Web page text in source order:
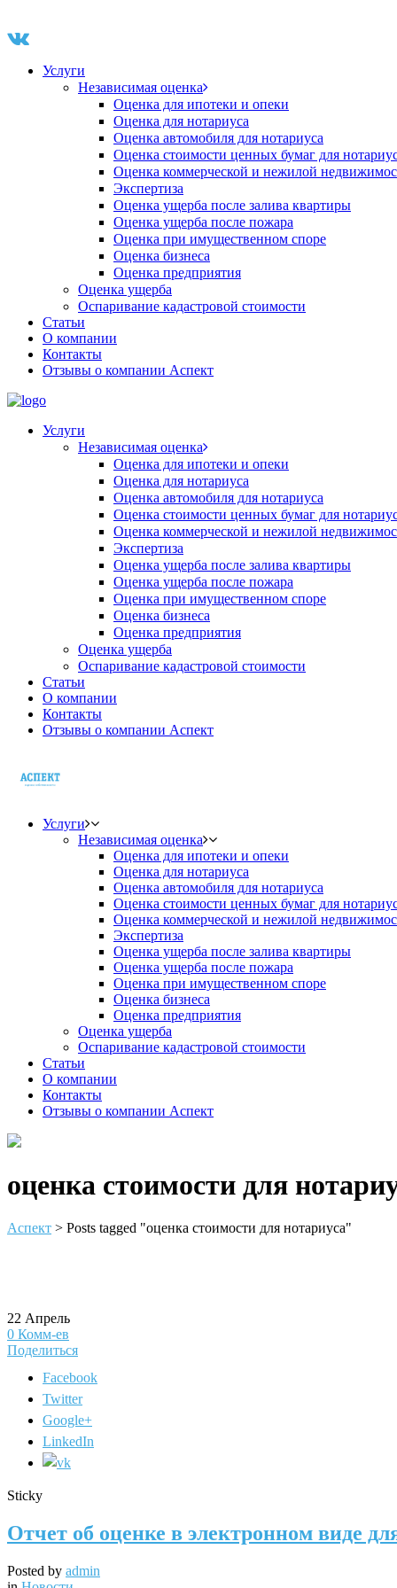
Услуги
Независимая оценка
Оценка для ипотеки и опеки
Оценка для нотариуса
Оценка автомобиля для нотариуса
Оценка стоимости ценных бумаг для
Оценка коммерческой и нежилой
Экспертиза
Оценка ущерба после залива квартиры
Оценка ущерба после пожара
Оценка при имущественном споре
Оценка бизнеса
Оценка предприятия
Оценка ущерба
Оспаривание кадастровой стоимости
Статьи
О компании
Контакты
Отзывы о компании Аспект
Услуги
Независимая оценка
Оценка для ипотеки и опеки
Оценка для нотариуса
Оценка автомобиля для нотариуса
Оценка стоимости ценных бумаг для
Оценка коммерческой и нежилой
Экспертиза
Оценка ущерба после залива квартиры
Оценка ущерба после пожара
Оценка при имущественном споре
Оценка бизнеса
Оценка предприятия
Оценка ущерба
Оспаривание кадастровой стоимости
Статьи
О компании
Контакты
Отзывы о компании Аспект
Услуги
Независимая оценка
Оценка для ипотеки и опеки
Оценка для нотариуса
Оценка автомобиля для нотариуса
Оценка стоимости ценных бумаг для
Оценка коммерческой и нежилой
Экспертиза
Оценка ущерба после залива квартиры
Оценка ущерба после пожара
Оценка при имущественном споре
Оценка бизнеса
Оценка предприятия
Оценка ущерба
Оспаривание кадастровой стоимости
Статьи
О компании
Контакты
Отзывы о компании Аспект
оценка стоимости для
Аспект > Posts tagged "оценка стоимости для нотариуса"
22 Апрель
0 Комм-ев
Поделиться
Facebook
Twitter
Google+
LinkedIn
Sticky
Отчет об оценке в электронном виде
Posted by admin